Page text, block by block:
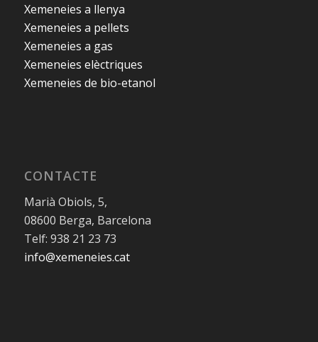
Xemeneies a llenya
Xemeneies a pellets
Xemeneies a gas
Xemeneies elèctriques
Xemeneies de bio-etanol
CONTACTE
Marià Obiols, 5,
08600 Berga, Barcelona
Telf: 938 21 23 73
info@xemeneies.cat